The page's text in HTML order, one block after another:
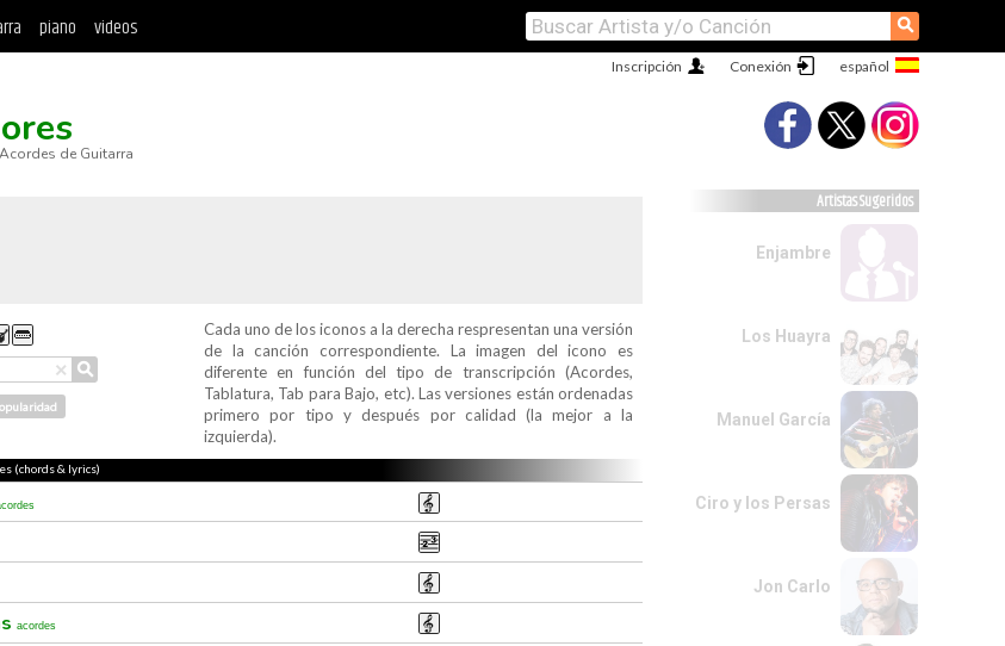
piano videos ⚲
Conexión
Inscripción
de Guitarra
× ⚲
Cada uno de los iconos a la derecha respresentan una versión
de la canción correspondiente. La imagen del icono es
diferente en función del tipo de transcripción (Acordes,
Tablatura, Tab para Bajo, etc). Las versiones están ordenadas
primero por tipo y después por calidad (la mejor a la
izquierda).
(chords & lyrics)
acordes
Artistas Sugeridos
Enjambre
Los Huayra
Manuel García
Ciro y los Persas
Jon Carlo